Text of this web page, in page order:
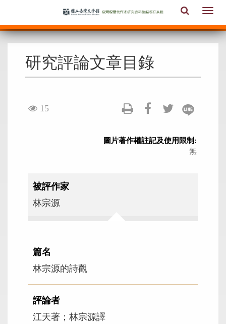
主
要
文
檢
研究評論文章目錄
visit
15
圖片著作權註記及使用限制:
無
被評作家
林宗源
篇名
林宗源的詩觀
評論者
江天著；林宗源譯